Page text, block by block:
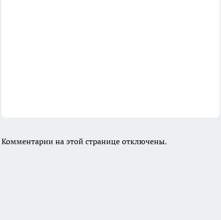
Комментарии на этой странице отключены.